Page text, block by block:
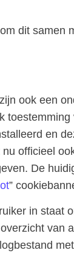
dit samen
ook een
en
officieel
De
”
in staat
van